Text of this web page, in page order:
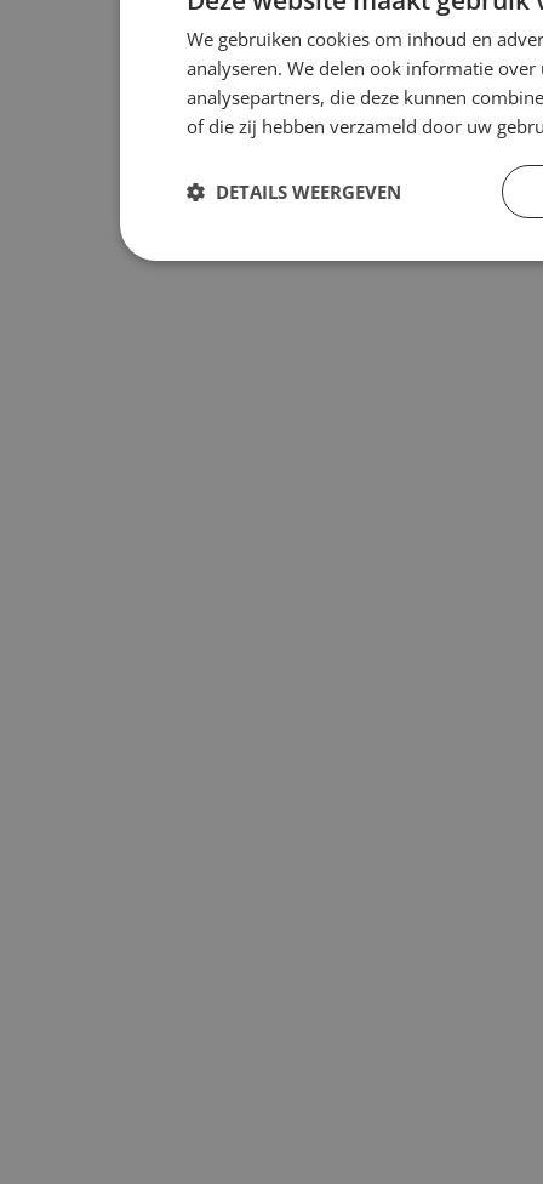
We gebruiken cookies om inhoud en
analyseren. We delen ook informatie
analysepartners, die deze kunnen
of die zij hebben verzameld door uw
DETAILS WEERGEVEN